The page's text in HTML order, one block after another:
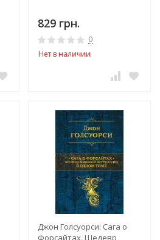
829 грн.
0
Нет в наличии
Джон Голсуорси: Сага о
Форсайтах. Шедевр